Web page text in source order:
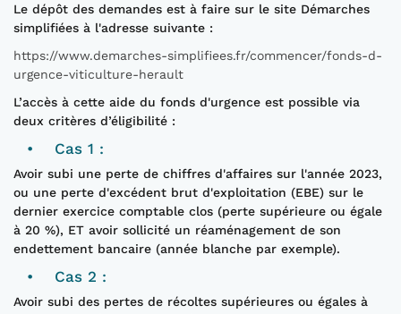
Le dépôt des demandes est à faire sur le site Démarches
simplifiées à l'adresse suivante :
https://www.demarches-simplifiees.fr/commencer/fonds-d-
urgence-viticulture-herault
L’accès à cette aide du fonds d'urgence est possible via
deux critères d’éligibilité :
• Cas 1 :
Avoir subi une perte de chiffres d'affaires sur l'année 2023,
ou une perte d'excédent brut d'exploitation (EBE) sur le
dernier exercice comptable clos (perte supérieure ou égale
à 20 %), ET avoir sollicité un réaménagement de son
endettement bancaire (année blanche par exemple).
• Cas 2 :
Avoir subi des pertes de récoltes supérieures ou égales à